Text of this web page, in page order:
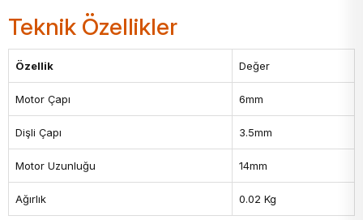
Teknik Özellikler
Özellik Değer
Motor Çapı 6mm
Dişli Çapı 3.5mm
Motor Uzunluğu 14mm
Ağırlık 0.02 Kg